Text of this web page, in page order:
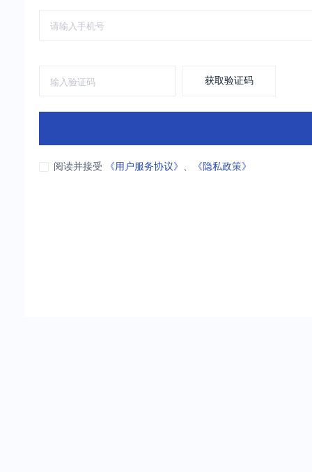
获取验证码
阅读并接受 《用户服务协议》 、 《隐私政策》